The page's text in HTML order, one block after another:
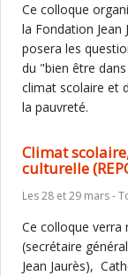
Ce colloque
la Fondation Jean
posera les
du "bien être
climat scolaire et
la pauvreté.
Climat
culturelle
Les 28 et 29 mars -
Ce colloque
(secrétaire
Jean Jaurès),